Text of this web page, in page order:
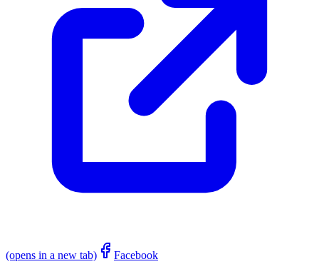
(opens in a new tab) Facebook